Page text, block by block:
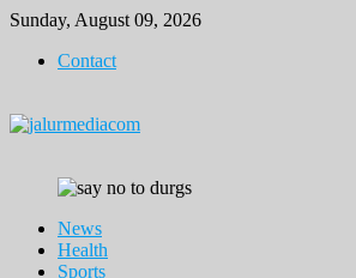
Skip
content
Sunday, August 09, 2026
Contact
News
Health
Sports